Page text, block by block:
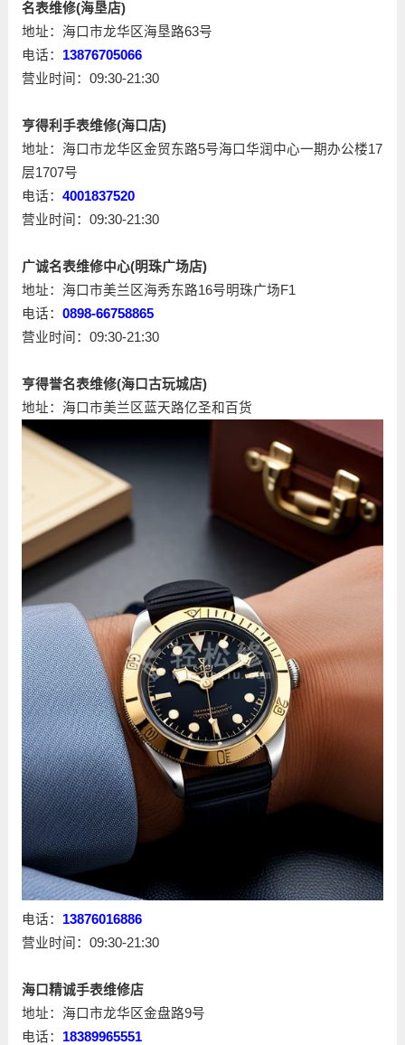
名表维修(海垦店)
地址：海口市龙华区海垦路63号
电话： 13876705066
营业时间：09:30-21:30
亨得利手表维修(海口店)
地址：海口市龙华区金贸东路5号海口华润中心一期办公楼17
层1707号
电话： 4001837520
营业时间：09:30-21:30
广诚名表维修中心(明珠广场店)
地址：海口市美兰区海秀东路16号明珠广场F1
电话： 0898-66758865
营业时间：09:30-21:30
亨得誉名表维修(海口古玩城店)
地址：海口市美兰区蓝天路亿圣和百货
电话： 13876016886
营业时间：09:30-21:30
海口精诚手表维修店
地址：海口市龙华区金盘路9号
电话： 18389965551